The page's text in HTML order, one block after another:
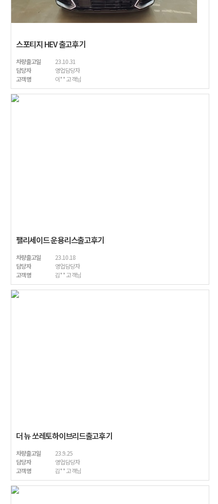
스포티지 HEV 출고후기
차량출고일
23.10.31
담당자
영업담당자
고객명
이** 고객님
팰리세이드 운용리스출고후기
차량출고일
23.10.18
담당자
영업담당자
고객명
김** 고객님
더 뉴 쏘레토하이브리드출고후기
차량출고일
23.9.25
담당자
영업담당자
고객명
김** 고객님